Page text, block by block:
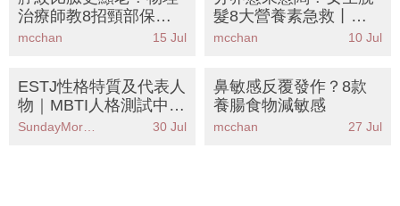
治療師教8招頸部保養
法 告別「科技頸」重拾
mcchan 15 Jul
髮8大營養素急救丨營
養師拆解成因＋懶人護
mcchan 10 Jul
ESTJ性格特質及代表人
物｜MBTI人格測試中被
稱為「管理員」人格30 Jul
鼻敏感反覆發作？8款
養腸食物減敏感
mcchan 27 Jul